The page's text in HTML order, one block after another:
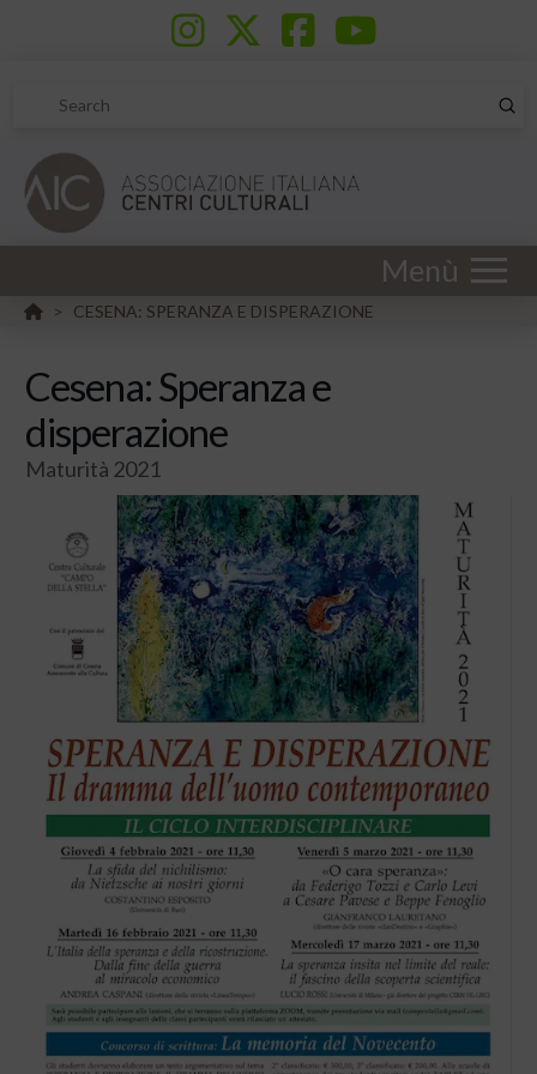
Search
Menù
HOME
> CESENA: SPERANZA E DISPERAZIONE
Cesena: Speranza e
disperazione
Maturità 2021